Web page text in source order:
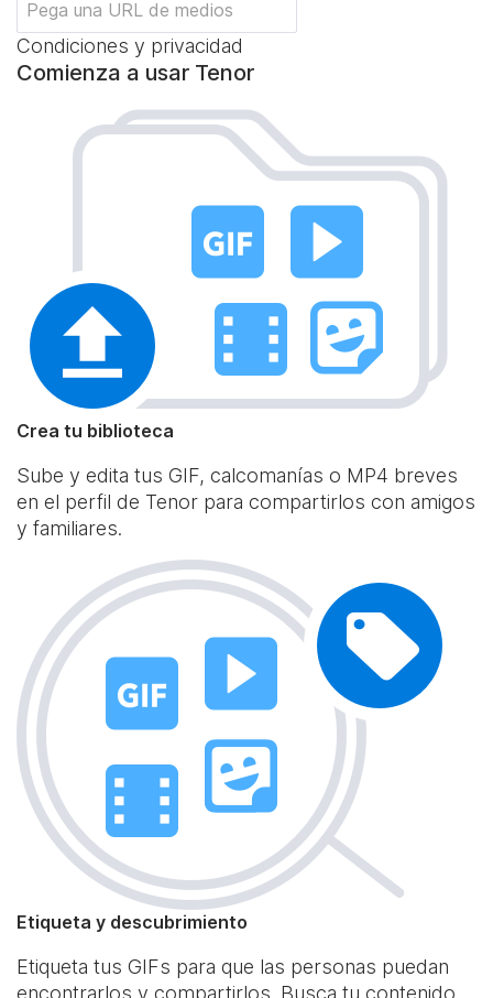
Condiciones y privacidad
Comienza a usar Tenor
Crea tu biblioteca
Sube y edita tus GIF, calcomanías o MP4 breves
en el perfil de Tenor para compartirlos con amigos
y familiares.
Etiqueta y descubrimiento
Etiqueta tus GIFs para que las personas puedan
encontrarlos y compartirlos. Busca tu contenido